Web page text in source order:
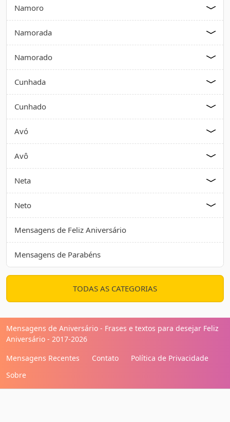
Namoro
Namorada
Namorado
Cunhada
Cunhado
Avó
Avô
Neta
Neto
Mensagens de Feliz Aniversário
Mensagens de Parabéns
TODAS AS CATEGORIAS
Mensagens de Aniversário - Frases e textos para desejar Feliz
Aniversário - 2017-2026
Mensagens Recentes
Contato
Política de Privacidade
Sobre